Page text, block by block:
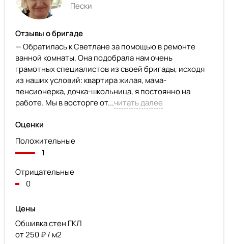
Пески
Отзывы о бригаде
— Обратилась к Светлане за помощью в ремонте
ванной комнаты. Она подобрала нам очень
грамотных специалистов из своей бригады, исходя
из наших условий: квартира жилая, мама-
пенсионерка, дочка-школьница, я постоянно на
работе. Мы в восторге от...читать далее
Оценки
Положительные
1
Отрицательные
0
Цены
Обшивка стен ГКЛ
от 250 ₽ / м2